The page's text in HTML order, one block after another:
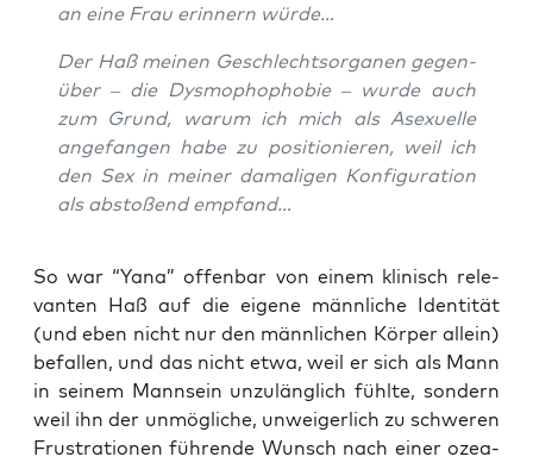
an eine Frau erin­nern würde…
Der Haß mei­nen Geschlechts­or­ga­nen gegen­
über – die Dys­mo­pho­pho­bie – wur­de auch
zum Grund, war­um ich mich als Ase­xu­el­le
ange­fan­gen habe zu posi­tio­nie­ren, weil ich
den Sex in mei­ner dama­li­gen Kon­fi­gu­ra­ti­on
als absto­ßend empfand…
So war “Yana” offen­bar von einem kli­nisch rele­
van­ten Haß auf die eige­ne männ­li­che Iden­ti­tät
(und eben nicht nur den männ­li­chen Kör­per allein)
befal­len, und das nicht etwa, weil er sich als Mann
in sei­nem Mann­sein unzu­läng­lich fühl­te, son­dern
weil ihn der unmög­li­che, unwei­ger­lich zu schwe­ren
Frus­tra­tio­nen füh­ren­de Wunsch nach einer ozea­